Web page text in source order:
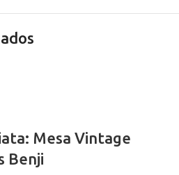
Mesa Vintage
Benji